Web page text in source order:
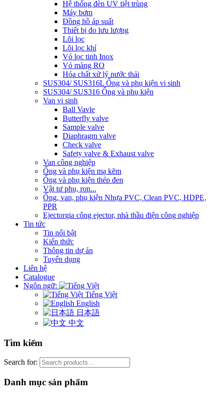
Hệ thống đèn UV tiệt trùng
Máy bơm
Đồng hồ áp suất
Thiết bị đo lưu lượng
Lõi lọc
Lõi lọc khí
Vỏ lọc tinh Inox
Vỏ màng RO
Hóa chất xử lý nước thải
SUS304/ SUS316L Ống và phụ kiện vi sinh
SUS304/ SUS316 Ống và phụ kiện
Van vi sinh
Ball Vavle
Butterfly valve
Sample valve
Diaphragm valve
Check valve
Safety valve & Exhaust valve
Van công nghiệp
Ống và phụ kiện mạ kẽm
Ống và phụ kiện thép đen
Vật tư phụ, ron...
Ống, van, phụ kiện Nhựa PVC, Clean PVC, HDPE,
PPR
Ejectorgia công ejector, nhà thầu điện công nghiệp
Tin tức
Tin nổi bật
Kiến thức
Thông tin dự án
Tuyển dụng
Liên hệ
Catalogue
Ngôn ngữ:
Tiếng Việt
English
日本語
中文
Tìm kiếm
Search for:
Danh mục sản phẩm